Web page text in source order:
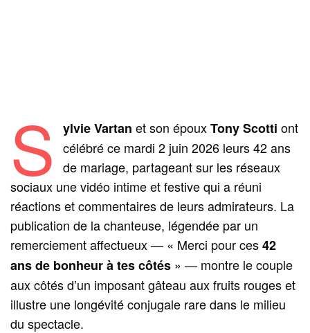
S ylvie Vartan et son épouxTony Scotti ont
célébré ce mardi 2 juin 2026 leurs 42 ans
de mariage, partageant sur les réseaux
sociaux une vidéo intime et festive qui a réuni
réactions et commentaires de leurs admirateurs. La
publication de la chanteuse, légendée par un
remerciement affectueux — « Merci pour ces42
ans de bonheur à tes côtés » — montre le couple
aux côtés d’un imposant gâteau aux fruits rouges et
illustre une longévité conjugale rare dans le milieu
du spectacle.